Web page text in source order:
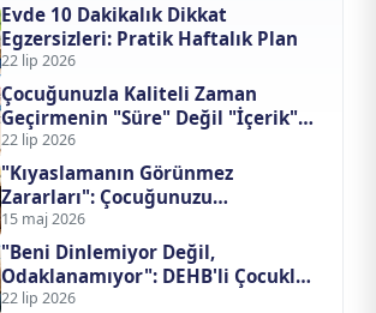
Evde 10 Dakikalık Dikkat
Egzersizleri: Pratik Haftalık Plan
22 lip 2026
Çocuğunuzla Kaliteli Zaman
Geçirmenin "Süre" Değil "İçerik"
Formülü
22 lip 2026
"Kıyaslamanın Görünmez
Zararları": Çocuğunuzu
Başkalarıyla Yarıştırmayı
Bıraktığınızda Ne Değişir?
15 maj 2026
"Beni Dinlemiyor Değil,
Odaklanamıyor": DEHB'li Çocukla
İletişim Kurma Sanatı
22 lip 2026